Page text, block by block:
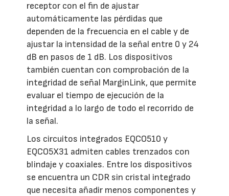
receptor con el fin de ajustar
automáticamente las pérdidas que
dependen de la frecuencia en el cable y de
ajustar la intensidad de la señal entre 0 y 24
dB en pasos de 1 dB. Los dispositivos
también cuentan con comprobación de la
integridad de señal MarginLink, que permite
evaluar el tiempo de ejecución de la
integridad a lo largo de todo el recorrido de
la señal.
Los circuitos integrados EQCO510 y
EQCO5X31 admiten cables trenzados con
blindaje y coaxiales. Entre los dispositivos
se encuentra un CDR sin cristal integrado
que necesita añadir menos componentes y